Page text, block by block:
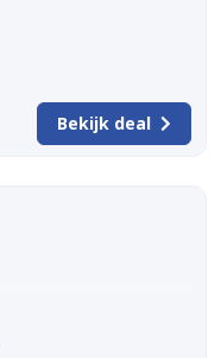
Bekijk deal